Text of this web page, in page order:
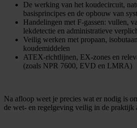
De werking van het koudecircuit,
basisprincipes en de opbouw van
Handelingen met F-gassen: vullen,
lekdetectie en administratieve
Veilig werken met propaan,
koudemiddelen
ATEX-richtlijnen, EX-zones en
(zoals NPR 7600, EVD en LMRA)
Na afloop weet je precies wat er nodig is
de wet- en regelgeving veilig in de praktijk